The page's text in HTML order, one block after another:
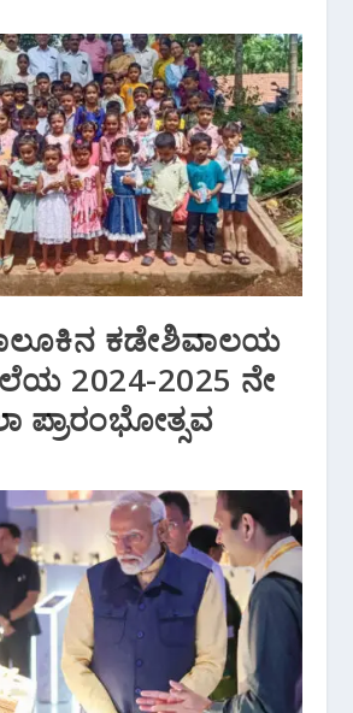
ಕಡೇಶಿವಾಲಯ
2024-2025 ನೇ
ಪ್ರಾರಂಭೋತ್ಸವ